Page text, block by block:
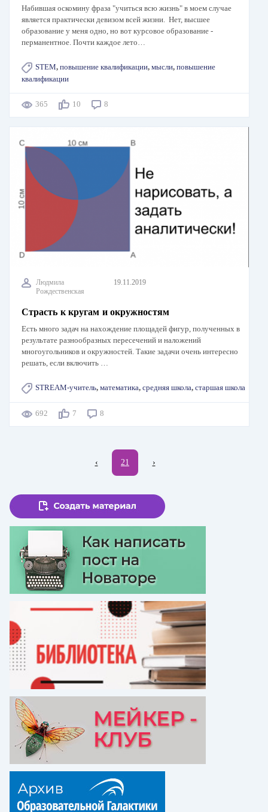
Набившая оскомину фраза "учиться всю жизнь" в моем случае
является практически девизом всей жизни. Нет, высшее
образование у меня одно, но вот курсовое образование -
перманентное. Почти каждое лето…
STEM, повышение квалификации, мысли, повышение
квалификации
365 10 8
Людмила
Рождественская
19.11.2019
Страсть к кругам и окружностям
Есть много задач на нахождение площадей фигур, полученных в
результате разнообразных пересечений и наложений
многоугольников и окружностей. Такие задачи очень интересно
решать, если включить …
STREAM-учитель, математика, средняя школа, старшая школа
692 7 8
←
‹ Текущая
21 Следующая
›